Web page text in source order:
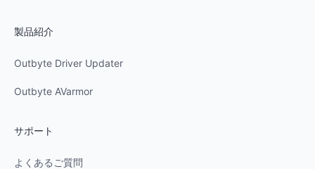
製品紹介
Outbyte Driver Updater
Outbyte AVarmor
サポート
よくあるご質問